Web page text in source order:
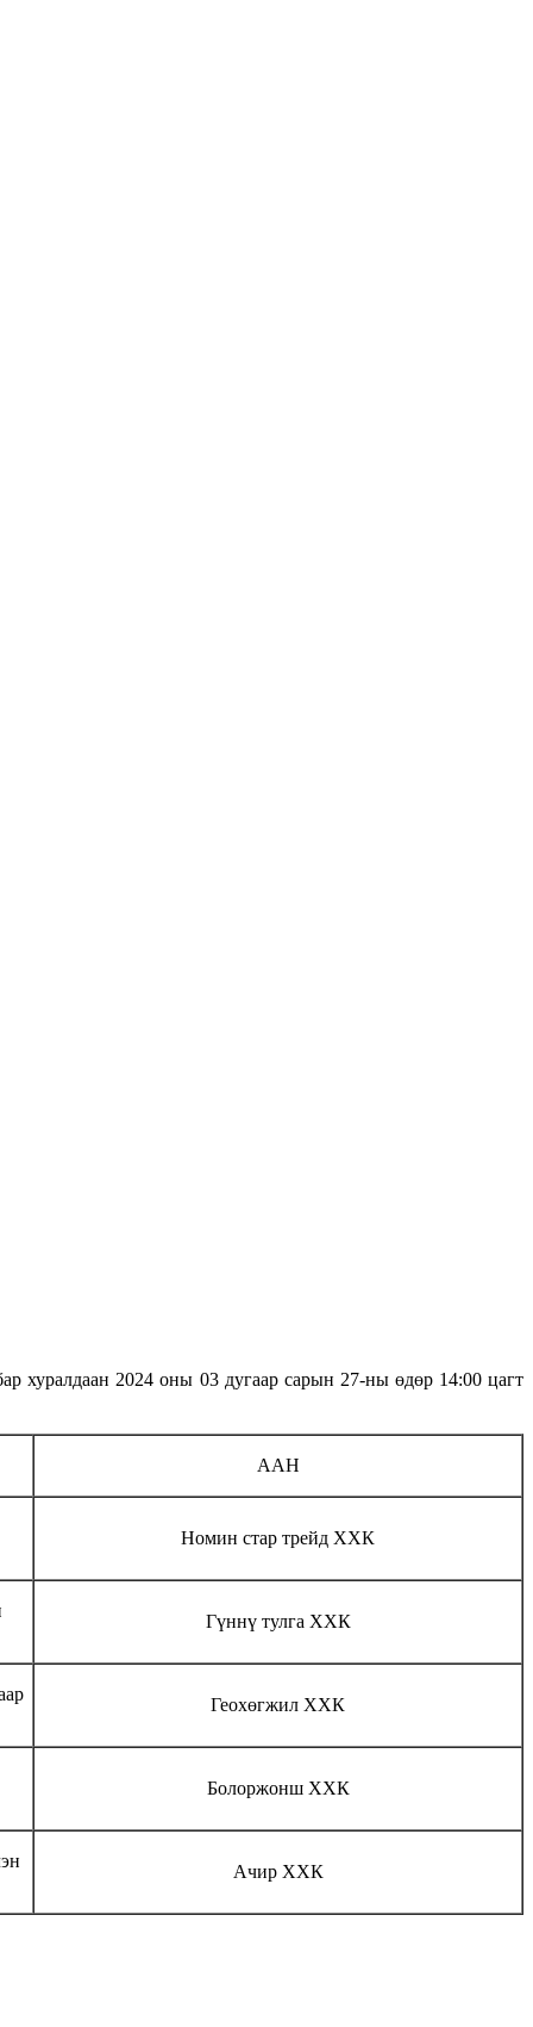
хуралдаан 2024 оны 03 дугаар сарын 27-ны өдөр 14:00 цагт
ААН
Номин стар трейд ХХК
Гүннү тулга ХХК
Геохөгжил ХХК
Болоржонш ХХК
Ачир ХХК